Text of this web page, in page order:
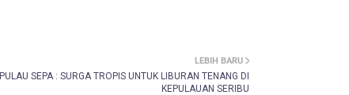
LEBIH BARU
PULAU SEPA : SURGA TROPIS UNTUK LIBURAN TENANG DI
KEPULAUAN SERIBU